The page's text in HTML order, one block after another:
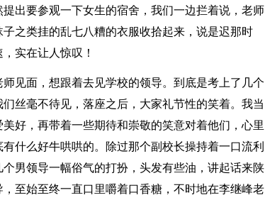
出要参观一下女生的宿舍，我们一边拦着说，老师
之类挂的乱七八糟的衣服收拾起来，说是迟那时
实在让人惊叹！
见面，想跟着去见学校的领导。到底是考上了几个
丝毫不待见，落座之后，大家礼节性的笑着。我当
好，再带着一些期待和崇敬的笑意对着他们，心里
什么好牛哄哄的。除过那个副校长操持着一口流利
男领导一幅俗气的打扮，头发有些油，讲起话来陕
至始至终一直口里嚼着口香糖，不时地在李继峰老